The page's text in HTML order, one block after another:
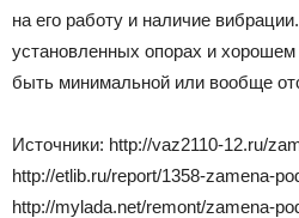
на его работу и наличие
установленных опорах и
быть минимальной или вообще
Источники: http://vaz2110-12.ru/
http://etlib.ru/report/1358-zamena-
http://mylada.net/remont/zamena-